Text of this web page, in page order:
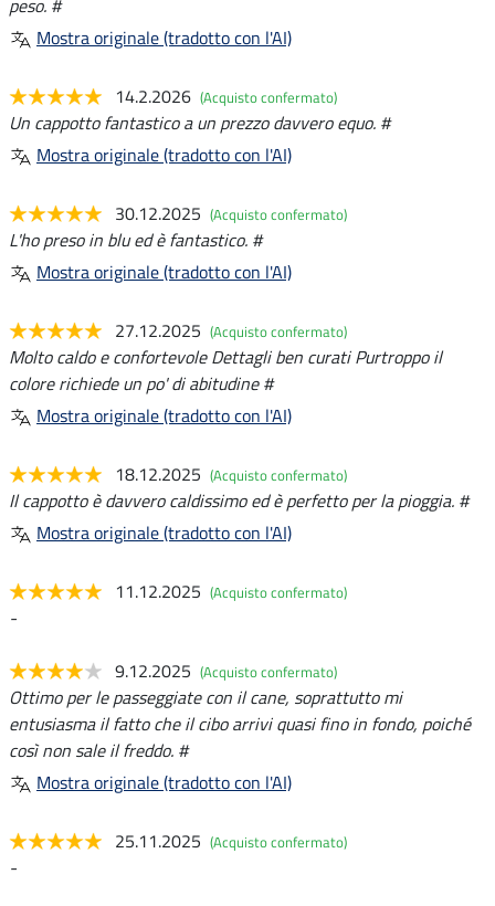
peso. #
Mostra originale (tradotto con l'AI)
14.2.2026 (Acquisto confermato)
Un cappotto fantastico a un prezzo davvero equo. #
Mostra originale (tradotto con l'AI)
30.12.2025 (Acquisto confermato)
L'ho preso in blu ed è fantastico. #
Mostra originale (tradotto con l'AI)
27.12.2025 (Acquisto confermato)
Molto caldo e confortevole Dettagli ben curati Purtroppo il
colore richiede un po' di abitudine #
Mostra originale (tradotto con l'AI)
18.12.2025 (Acquisto confermato)
Il cappotto è davvero caldissimo ed è perfetto per la pioggia. #
Mostra originale (tradotto con l'AI)
11.12.2025 (Acquisto confermato)
-
9.12.2025 (Acquisto confermato)
Ottimo per le passeggiate con il cane, soprattutto mi
entusiasma il fatto che il cibo arrivi quasi fino in fondo, poiché
così non sale il freddo. #
Mostra originale (tradotto con l'AI)
25.11.2025 (Acquisto confermato)
-